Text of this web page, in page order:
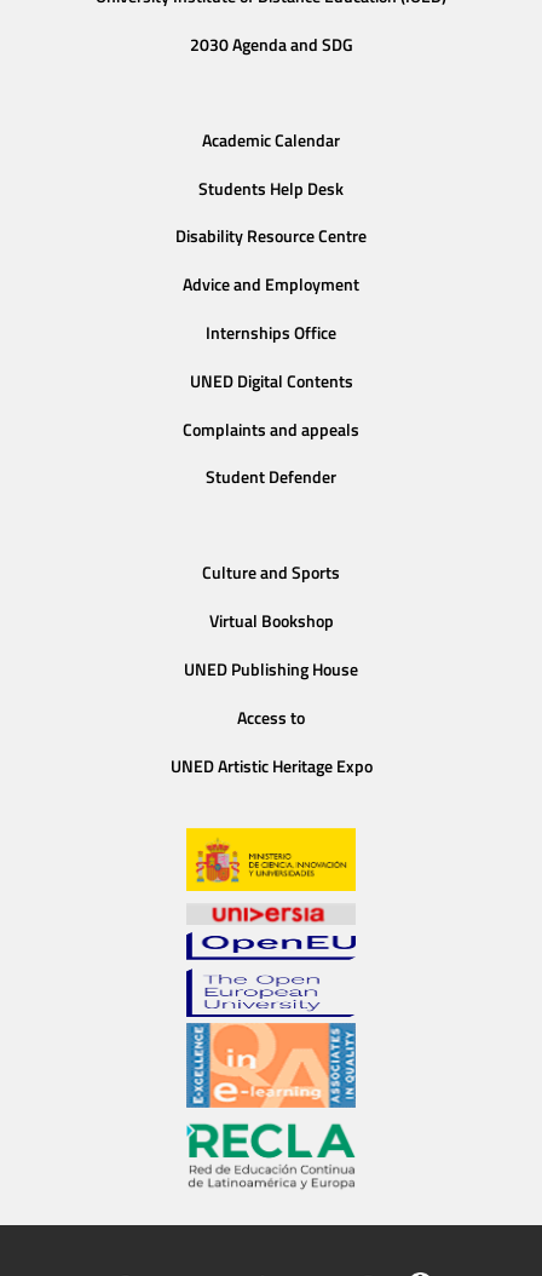
2030 Agenda and SDG
Academic Calendar
Students Help Desk
Disability Resource Centre
Advice and Employment
Internships Office
UNED Digital Contents
Complaints and appeals
Student Defender
Culture and Sports
Virtual Bookshop
UNED Publishing House
Access to
UNED Artistic Heritage Expo